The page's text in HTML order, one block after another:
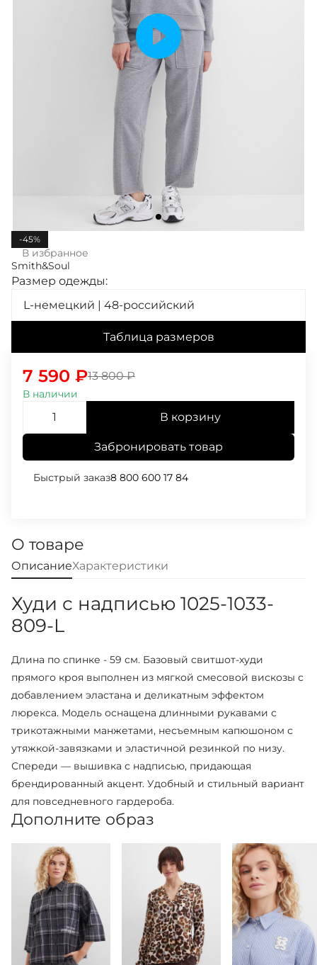
-45%
В избранное
Smith&Soul
Размер одежды:
L-немецкий | 48-российский
Таблица размеров
13 800₽
7 590 ₽
В наличии
В корзину
Забронировать товар
Быстрый заказ8 800 600 17 84
О товаре
ОписаниеХарактеристики
Худи с надписью 1025-1033-
809-L
Длина по спинке - 59 см. Базовый свитшот-худи
прямого кроя выполнен из мягкой смесовой вискозы с
добавлением эластана и деликатным эффектом
люрекса. Модель оснащена длинными рукавами с
трикотажными манжетами, несъемным капюшоном с
утяжкой-завязками и эластичной резинкой по низу.
Спереди — вышивка с надписью, придающая
брендированный акцент. Удобный и стильный вариант
для повседневного гардероба.
Дополните образ